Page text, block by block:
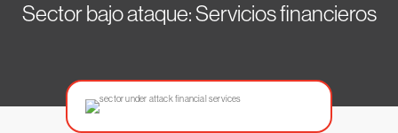
Sector bajo ataque: Servicios financieros